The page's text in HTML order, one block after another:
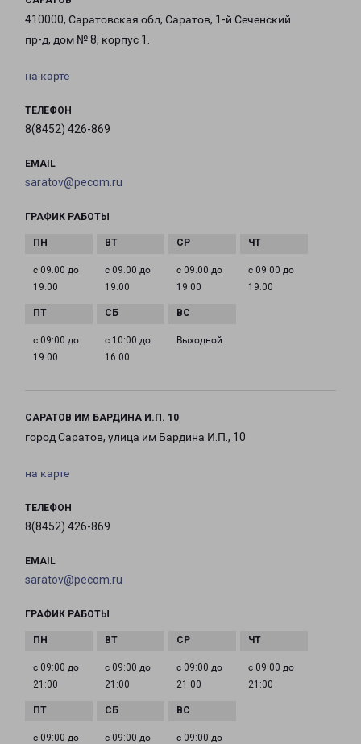
410000, Саратовская обл, Саратов, 1-й Сеченский
пр-д, дом № 8, корпус 1.
на карте
ТЕЛЕФОН
8(8452) 426-869
EMAIL
saratov@pecom.ru
ГРАФИК РАБОТЫ
с 09:00 до
19:00
с 09:00 до
19:00
с 09:00 до
19:00
с 09:00 до
19:00
с 09:00 до
19:00
с 10:00 до
16:00
Выходной
САРАТОВ ИМ БАРДИНА И.П. 10
город Саратов, улица им Бардина И.П., 10
на карте
ТЕЛЕФОН
8(8452) 426-869
EMAIL
saratov@pecom.ru
ГРАФИК РАБОТЫ
с 09:00 до
21:00
с 09:00 до
21:00
с 09:00 до
21:00
с 09:00 до
21:00
с 09:00 до
с 09:00 до
с 09:00 до